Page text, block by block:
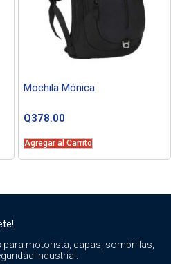
Mochila Mónica
Q378.00
Agregar al Carrito
para motorista, capas, sombrillas,
industrial.